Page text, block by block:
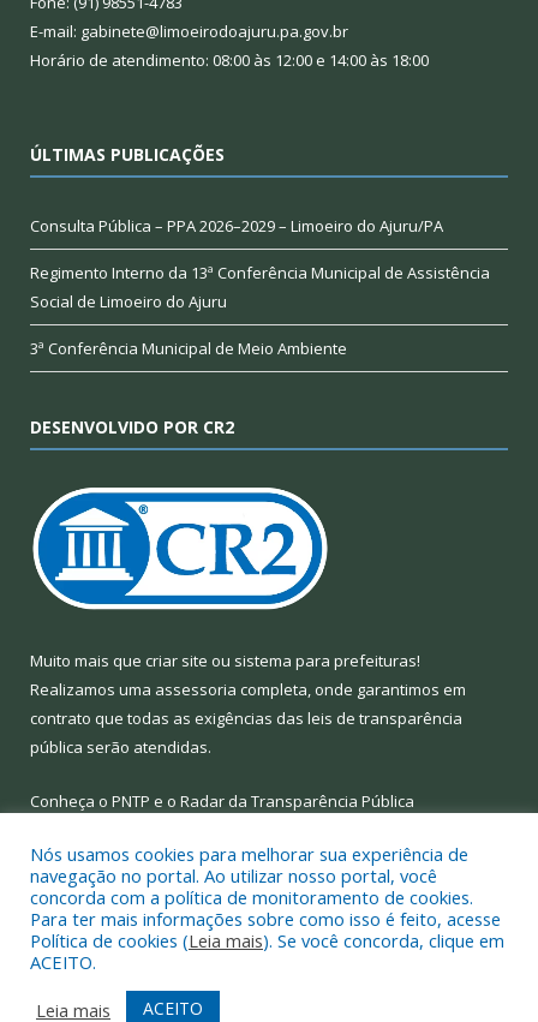
E-mail: gabinete@limoeirodoajuru.pa.gov.br
Horário de atendimento: 08:00 às 12:00 e 14:00 às 18:00
ÚLTIMAS PUBLICAÇÕES
Consulta Pública – PPA 2026–2029 – Limoeiro do Ajuru/PA
Regimento Interno da 13ª Conferência Municipal de Assistência
Social de Limoeiro do Ajuru
3ª Conferência Municipal de Meio Ambiente
DESENVOLVIDO POR CR2
Muito mais que criar site ou sistema para prefeituras!
Realizamos uma assessoria completa, onde garantimos em
contrato que todas as exigências das leis de transparência
pública serão atendidas.
Conheça o PNTP e o Radar da Transparência Pública
Todos os direitos reservados a Prefeitura Municipal de Limoeiro
do Ajuru.
Mapa do Site
Acessar Área Administrativa
Nós usamos cookies para melhorar sua experiência de
navegação no portal. Ao utilizar nosso portal, você
concorda com a política de monitoramento de cookies.
Para ter mais informações sobre como isso é feito, acesse
Política de cookies (Leia mais). Se você concorda, clique em
ACEITO.
Leia mais
ACEITO